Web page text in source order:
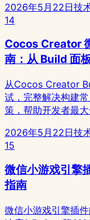
2026年5月22日技
14
Cocos Creator
南：从 Build 面
从Cocos Creator
试，完整解决构建
策，帮助开发者最大
2026年5月22日技
15
微信小游戏引擎
指南
微信小游戏引擎插